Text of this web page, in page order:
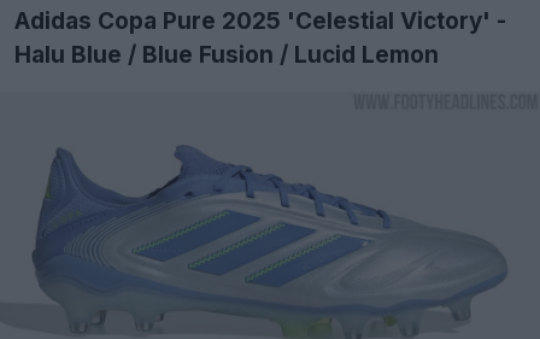
Adidas Copa Pure 2025 'Celestial Victory' -
Halu Blue / Blue Fusion / Lucid Lemon